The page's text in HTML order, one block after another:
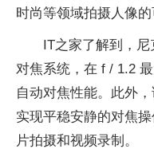
时尚等领域拍摄人像的
IT之家了解到，
对焦系统，在 f / 1.2
自动对焦性能。此外
实现平稳安静的对焦
片拍摄和视频录制。